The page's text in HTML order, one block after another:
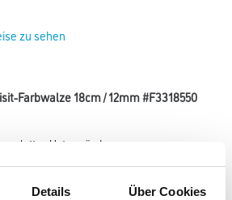
Details Über Cookies
zu sehen
Farbwalze 18cm / 12mm #F3318550
glatten Untergründen.